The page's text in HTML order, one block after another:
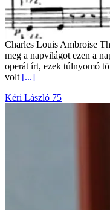
Charles Louis Ambroise
meg a napvilágot ezen a
operát írt, ezek túlnyomó
volt [...]
Kéri László 75